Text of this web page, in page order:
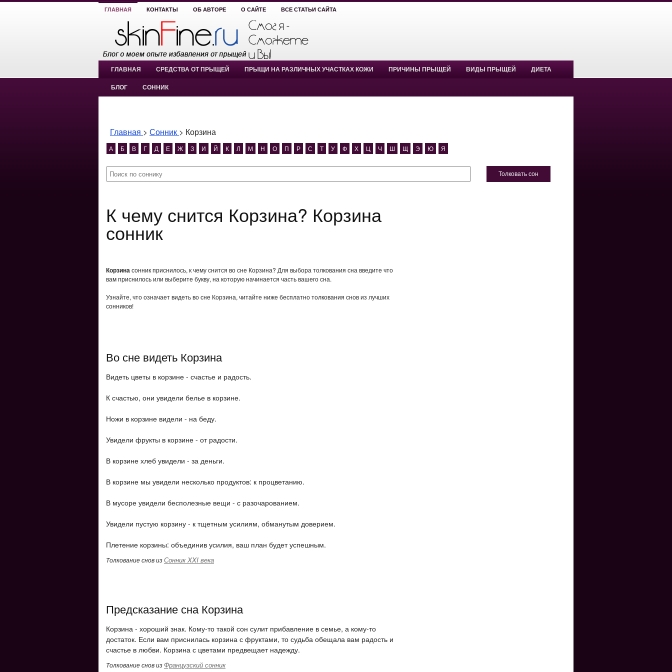
ГЛАВНАЯ КОНТАКТЫ ОБ АВТОРЕ О САЙТЕ ВСЕ СТАТЬИ САЙТА
ГЛАВНАЯ СРЕДСТВА ОТ ПРЫЩЕЙ ПРЫЩИ НА РАЗЛИЧНЫХ УЧАСТКАХ КОЖИ ПРИЧИНЫ ПРЫЩЕЙ ВИДЫ ПРЫЩЕЙ ДИЕТА
БЛОГ СОННИК
Главная > Сонник > Корзина
А Б В Г Д Е Ж З И Й К Л М Н О П Р С Т У Ф Х Ц Ч Ш Щ Э Ю Я
Толковать сон
К чему снится Корзина? Корзина
сонник
Корзинасонник приснилось, к чему снится во сне Корзина? Для выбора толкования сна введите что
вам приснилось или выберите букву, на которую начинается часть вашего сна.
Узнайте, что означает видеть во сне Корзина, читайте ниже бесплатно толкования снов из лучших
сонников!
Во сне видеть Корзина
Видеть цветы в корзине - счастье и радость.
К счастью, они увидели белье в корзине.
Ножи в корзине видели - на беду.
Увидели фрукты в корзине - от радости.
В корзине хлеб увидели - за деньги.
В корзине мы увидели несколько продуктов: к процветанию.
В мусоре увидели бесполезные вещи - с разочарованием.
Увидели пустую корзину - к тщетным усилиям, обманутым доверием.
Плетение корзины: объединив усилия, ваш план будет успешным.
Толкование снов изСонник XXI века
Предсказание сна Корзина
Корзина - хороший знак. Кому-то такой сон сулит прибавление в семье, а кому-то
достаток. Если вам приснилась корзина с фруктами, то судьба обещала вам радость и
счастье в любви. Корзина с цветами предвещает надежду.
Толкование снов изФранцузский сонник